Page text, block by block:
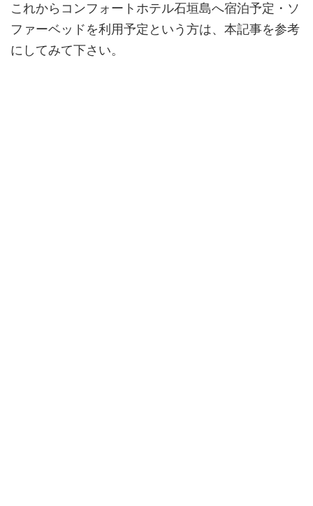
これからコンフォートホテル石垣島へ宿泊予定・ソ
ファーベッドを利用予定という方は、本記事を参考
にしてみて下さい。